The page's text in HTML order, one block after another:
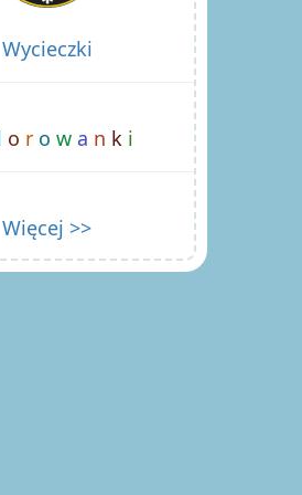
Wycieczki
o r o w a n k i
Więcej >>